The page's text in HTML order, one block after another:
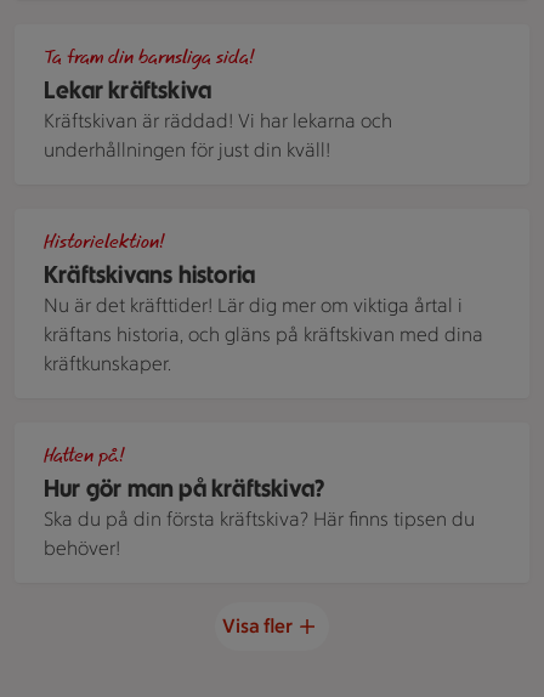
Lekar kräftskiva
Ta fram din barnsliga sida!
Kräftskivan är räddad! Vi har lekarna och
underhållningen för just din kväll!
Kräftskivans historia
Historielektion!
Nu är det kräfttider! Lär dig mer om viktiga årtal i
kräftans historia, och gläns på kräftskivan med dina
kräftkunskaper.
Hur gör man på kräftskiva?
Hatten på!
Ska du på din första kräftskiva? Här finns tipsen du
behöver!
Visa fler